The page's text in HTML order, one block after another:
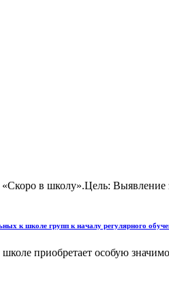
в школу».Цель:
к школе групп к началу регулярного
приобретает особую